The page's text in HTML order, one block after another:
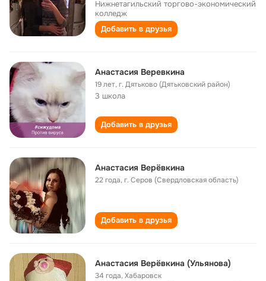
Нижнетагильский торгово-экономический
колледж
Добавить в друзья
Анастасия Веревкина
19 лет,г. Дятьково (Дятьковский район)
3 школа
Добавить в друзья
Анастасия Верёвкина
22 года,г. Серов (Свердловская область)
Добавить в друзья
Анастасия Верёвкина (Ульянова)
34 года,Хабаровск